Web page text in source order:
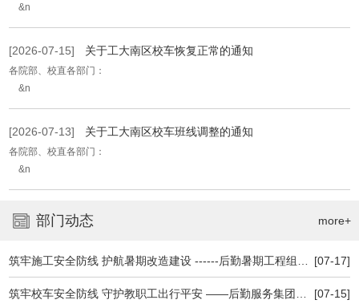
&n
[2026-07-15] 关于工大南区校车恢复正常的通知
各院部、校直各部门：
&n
[2026-07-13] 关于工大南区校车班线调整的通知
各院部、校直各部门：
&n
部门动态 more+
[07-17]
筑牢施工安全防线 护航暑期改造建设 ------后勤暑期工程组召开施工安全专题会议
[07-15]
筑牢校车安全防线 守护教职工出行平安 ——后勤服务集团积极做好校车安全专项检查维护工作